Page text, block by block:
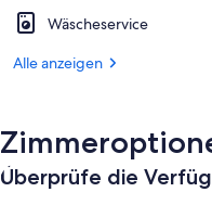
Wäscheservice
Alle anzeigen
Überprüfe die